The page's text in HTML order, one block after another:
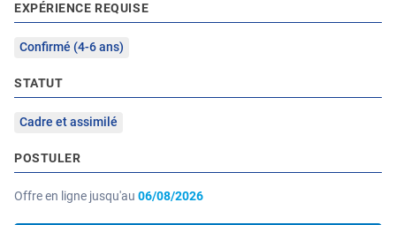
EXPÉRIENCE REQUISE
Confirmé (4-6 ans)
STATUT
Cadre et assimilé
POSTULER
Offre en ligne jusqu'au 06/08/2026